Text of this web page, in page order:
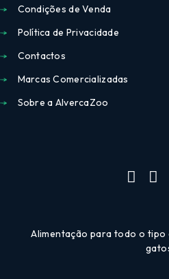
Condições de Venda
Política de Privacidade
Contactos
Marcas Comercializadas
Sobre a AlvercaZoo
Alimentação para todo o tipo